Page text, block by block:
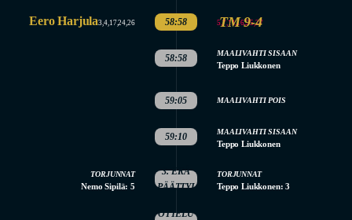
Eero Harjula3,4,17,24,26 58:58 TM 9-4
5,7,11,16,25,27
58:58 MAALIVAHTI SISAAN
Teppo Liukkonen
59:05 MAALIVAHTI POIS
59:10 MAALIVAHTI SISAAN
Teppo Liukkonen
TORJUNNAT
Nemo Sipilä: 5
3. ERÄ
PÄÄTTYI
TORJUNNAT
Teppo Liukkonen: 3
OTTELU